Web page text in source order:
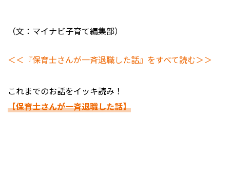
（文：マイナビ子育て編集部）
＜＜『保育士さんが一斉退職した話』をすべて読む＞＞
これまでのお話をイッキ読み！
【保育士さんが一斉退職した話】